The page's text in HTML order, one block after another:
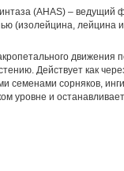
(AHAS) – ведущий
(изолейцина, лейцина и
движения
Действует как
семенами сорняков,
уровне и